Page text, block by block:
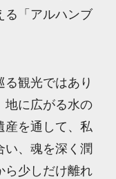
る「アルハンブ
観光ではあり
地に広がる水の
産を通して、私
い、魂を深く潤
ら少しだけ離れ